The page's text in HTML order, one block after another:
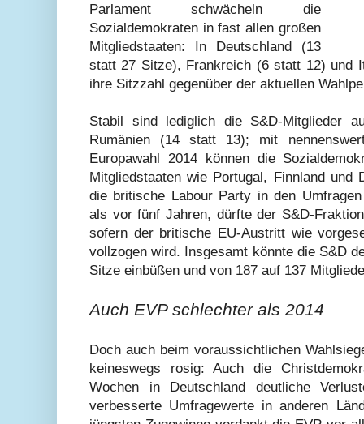
Parlament schwächeln die
Sozialdemokraten in fast allen großen
Mitgliedstaaten: In Deutschland (13
statt 27 Sitze), Frankreich (6 statt 12) und
ihre Sitzzahl gegenüber der aktuellen
Stabil sind lediglich die S&D-Mitglieder
Rumänien (14 statt 13); mit
Europawahl 2014 können die
Mitgliedstaaten wie Portugal, Finnland und
die britische Labour Party in den
als vor fünf Jahren, dürfte der S&D-
sofern der britische EU-Austritt wie
vollzogen wird. Insgesamt könnte die S&D
Sitze einbüßen und von 187 auf 137
Auch EVP schlechter als 2014
Doch auch beim voraussichtlichen
keineswegs rosig: Auch die
Wochen in Deutschland deutliche
verbesserte Umfragewerte in anderen